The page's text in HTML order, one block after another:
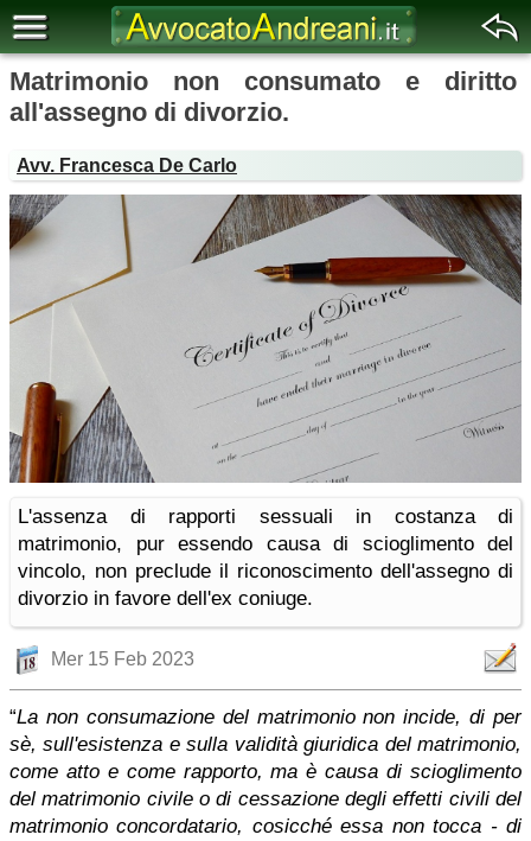
Matrimonio non consumato e diritto
all'assegno di divorzio.
Avv. Francesca De Carlo
L'assenza di rapporti sessuali in costanza di
matrimonio, pur essendo causa di scioglimento del
vincolo, non preclude il riconoscimento dell'assegno di
divorzio in favore dell'ex coniuge.
Mer 15 Feb 2023
“La non consumazione del matrimonio non incide, di per
sè, sull'esistenza e sulla validità giuridica del matrimonio,
come atto e come rapporto, ma è causa di scioglimento
del matrimonio civile o di cessazione degli effetti civili del
matrimonio concordatario, cosicché essa non tocca - di